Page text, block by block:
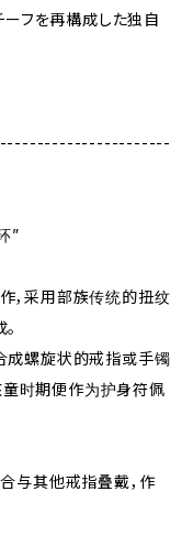
ーフを再構成した独自
”
，采用部族传统的扭纹
成螺旋状的戒指或手镯
童时期便作为护身符佩
与其他戒指叠戴，作